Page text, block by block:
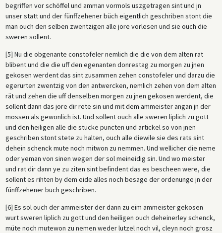
begriffen vor schöffel und amman vormols uszgetragen sint und jn
unser statt und der fünffzehener büch eigentlich geschriben stont die
man ouch den selben zwentzigen alle jore vorlesen und sie ouch die
sweren sollent.
[5] Nu die obgenante constofeler nemlich die die von dem alten rat
blibent und die die uff den egenanten donrestag zu morgen zu jnen
gekosen werdent das sint zusammen zehen constofeler und darzu die
egerurten zwentzig von den antwercken, nemlich zehen von dem alten
rät und zehen die uff denselben morgen zu jnen gekosen werdent, die
sollent dann das jore dir rete sin und mit dem ammeister angan jn der
mossen als gewonlich ist. Und sollent ouch alle sweren liplich zu gott
und den heiligen alle die stucke puncten und artickel so von jnen
geschriben stont stete zu halten, ouch alle diewile sie des rats sint
dehein schenck mute noch mitwon zu nemmen. Und wellicher die neme
oder yeman von sinen wegen der sol meineidig sin. Und wo meister
und rat dir dann ye zu ziten sint befindent das es bescheen were, die
sollent es rihten by dem eide alles noch besage der ordenunge jn der
fünffzehener buch geschriben.
[6] Es sol ouch der ammeister der dann zu eim ammeister gekosen
wurt sweren liplich zu gott und den heiligen ouch deheinerley schenck,
müte noch mutewon zu nemen weder lutzel noch vil, cleyn noch grosz